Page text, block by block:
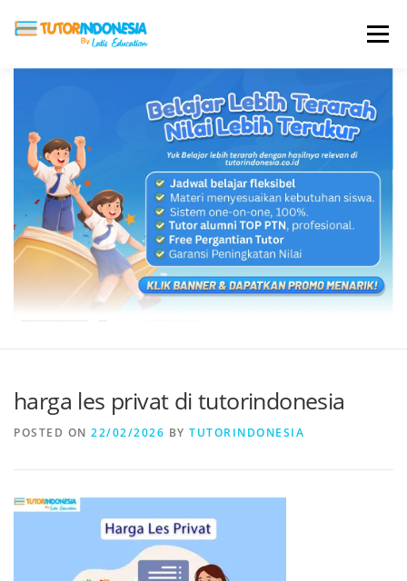
Menu
ABOUT US JADI PENGAJAR
BIAYA LES TESTIMONI PROFIL ALUMNI
BLOG DAFTAR SEKOLAH
harga les privat di tutorindonesia
POSTED ON 22/02/2026 BY TUTORINDONESIA